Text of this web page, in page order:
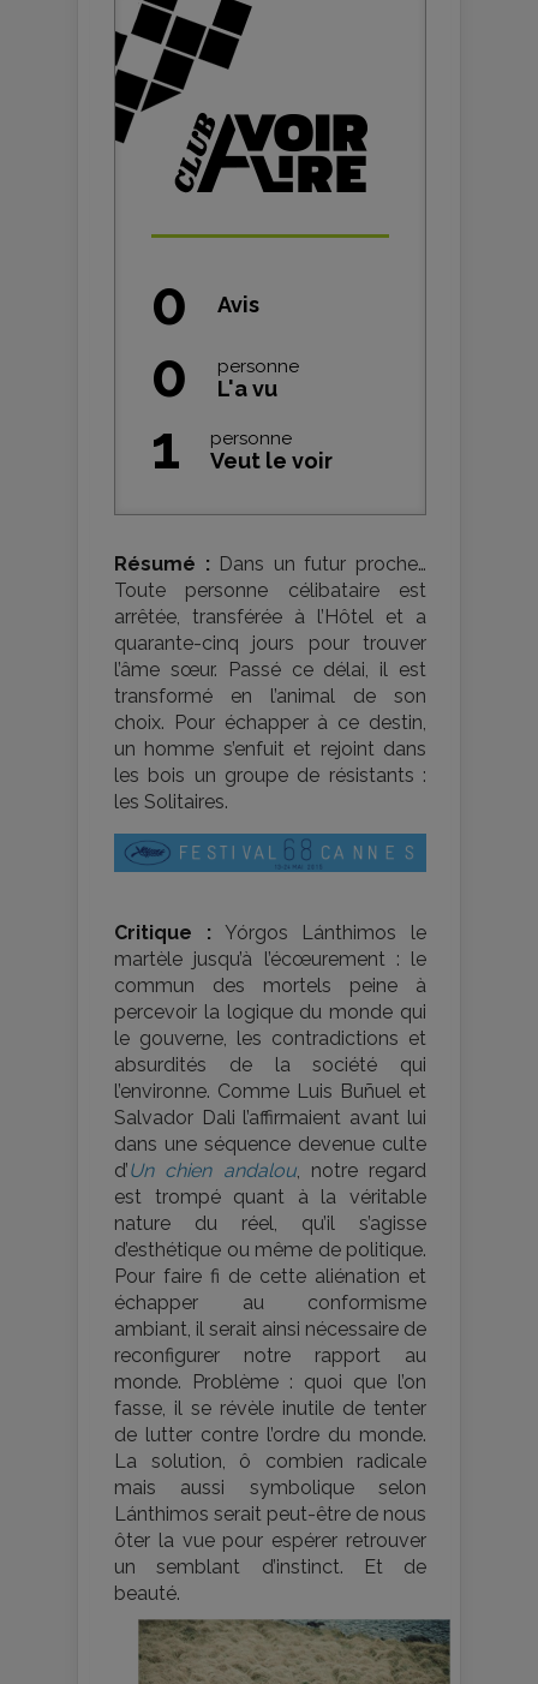
0 Avis
0 personne
L'a vu
1 personne
Veut le voir
Résumé : Dans un futur proche…
Toute personne célibataire est
arrêtée, transférée à l’Hôtel et a
quarante-cinq jours pour trouver
l’âme sœur. Passé ce délai, il est
transformé en l’animal de son
choix. Pour échapper à ce destin,
un homme s’enfuit et rejoint dans
les bois un groupe de résistants :
les Solitaires.
Critique : Yórgos Lánthimos le
martèle jusqu’à l’écœurement : le
commun des mortels peine à
percevoir la logique du monde qui
le gouverne, les contradictions et
absurdités de la société qui
l’environne. Comme Luis Buñuel et
Salvador Dali l’affirmaient avant lui
dans une séquence devenue culte
d’Un chien andalou, notre regard
est trompé quant à la véritable
nature du réel, qu’il s’agisse
d’esthétique ou même de politique.
Pour faire fi de cette aliénation et
échapper au conformisme
ambiant, il serait ainsi nécessaire de
reconfigurer notre rapport au
monde. Problème : quoi que l’on
fasse, il se révèle inutile de tenter
de lutter contre l’ordre du monde.
La solution, ô combien radicale
mais aussi symbolique selon
Lánthimos serait peut-être de nous
ôter la vue pour espérer retrouver
un semblant d’instinct. Et de
beauté.